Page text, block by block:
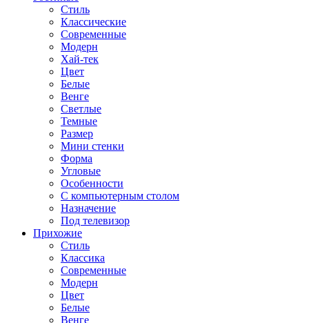
Стиль
Классические
Современные
Модерн
Хай-тек
Цвет
Белые
Венге
Светлые
Темные
Размер
Мини стенки
Форма
Угловые
Особенности
С компьютерным столом
Назначение
Под телевизор
Прихожие
Стиль
Классика
Современные
Модерн
Цвет
Белые
Венге